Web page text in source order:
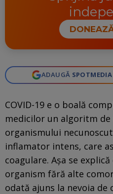
ADAUGĂ SPOTMEDIA
COVID-19 e o boală
medicilor un algoritm
organismului
inflamator intens, care
coagulare. Așa se
organism fără alte
odată ajuns la nevoia de